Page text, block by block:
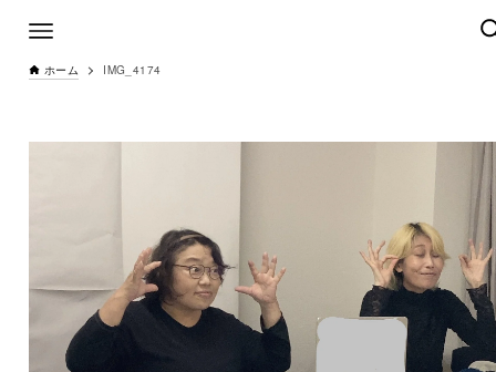
ホーム IMG_4174